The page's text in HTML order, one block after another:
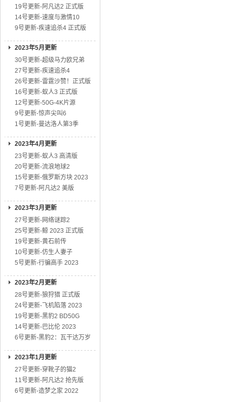
19号更新-阿凡达2 正式版
14号更新-速度与激情10
9号更新-疾速追杀4 正式版
2023年5月更新
30号更新-超级马力欧兄弟
27号更新-疾速追杀4
26号更新-雷霆沙赞！正式版
16号更新-蚁人3 正式版
12号更新-50G-4K片源
9号更新-惊声尖叫6
1号更新-曼达洛人第3季
2023年4月更新
23号更新-蚁人3 高清版
20号更新-流浪地球2
15号更新-俄罗斯方块 2023
7号更新-阿凡达2 美版
2023年3月更新
27号更新-网络谜踪2
25号更新-鲸 2023 正式版
19号更新-黄石前传
10号更新-仿生人妻子
5号更新-行骗高手 2023
2023年2月更新
28号更新-狼狩猎 正式版
24号更新-飞机陷落 2023
19号更新-黑豹2 BD50G
14号更新-巴比伦 2023
6号更新-黑豹2：瓦干达万岁
2023年1月更新
27号更新-穿靴子的猫2
11号更新-阿凡达2 抢先版
6号更新-造梦之家 2022